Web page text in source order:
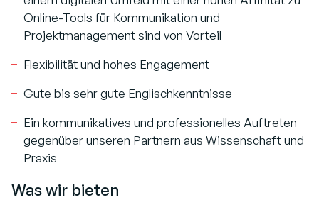
Online-Tools für Kommunikation und
Projektmanagement sind von Vorteil
Flexibilität und hohes Engagement
Gute bis sehr gute Englischkenntnisse
Ein kommunikatives und professionelles Auftreten
gegenüber unseren Partnern aus Wissenschaft und
Praxis
Was wir bieten